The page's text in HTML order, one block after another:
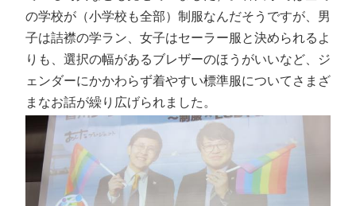
の学校が（小学校も全部）制服なんだそうですが、男
子は詰襟の学ラン、女子はセーラー服と決められるよ
りも、選択の幅があるブレザーのほうがいいなど、ジ
ェンダーにかかわらず着やすい標準服についてさまざ
まなお話が繰り広げられました。